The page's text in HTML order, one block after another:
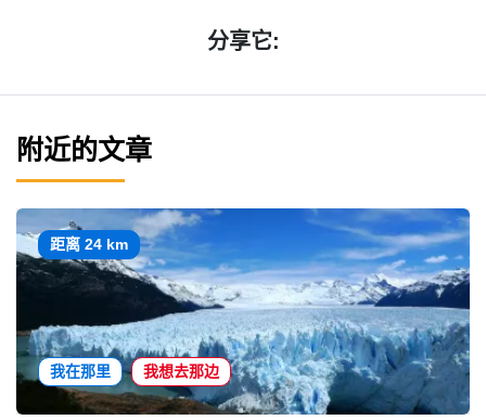
分享它:
附近的文章
距离 24 km
我在那里 我想去那边